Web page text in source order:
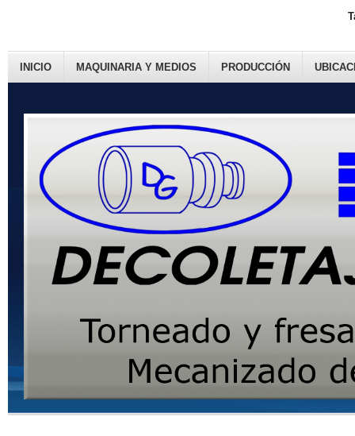
INICIO MAQUINARIA Y MEDIOS PRODUCCIÓN